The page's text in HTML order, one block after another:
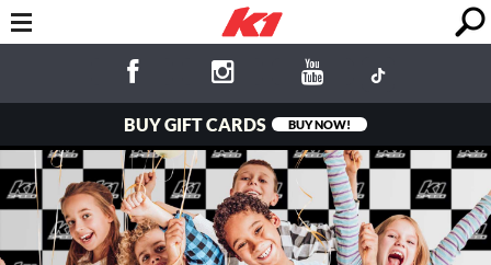
BUY GIFT CARDS BUY NOW!